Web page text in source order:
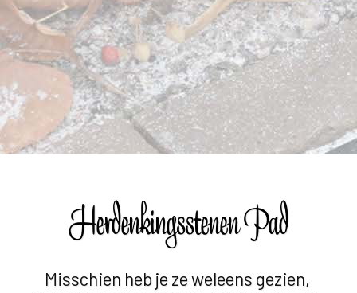
Herdenkingsstenen Pad
Misschien heb je ze weleens gezien,